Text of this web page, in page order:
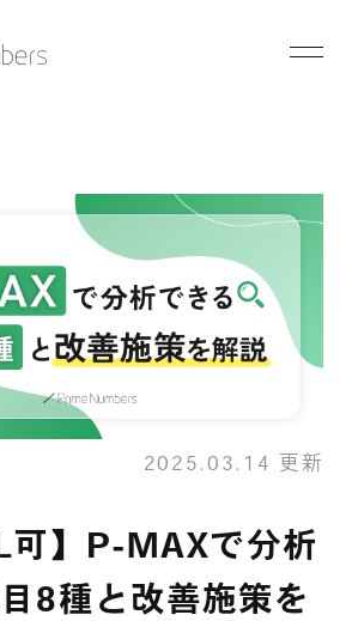
2025.03.14 更新
可】P-MAXで分析
8種と改善施策を